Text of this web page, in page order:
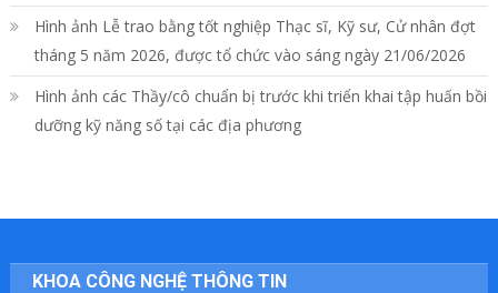
Thống
Hình ảnh Lễ trao bằng tốt nghiệp Thạc sĩ, Kỹ sư, Cử nhân đợt
tháng 5 năm 2026, được tổ chức vào sáng ngày 21/06/2026
Hình ảnh các Thầy/cô chuẩn bị trước khi triển khai tập huấn bồi
dưỡng kỹ năng số tại các địa phương
KHOA CÔNG NGHỆ THÔNG TIN